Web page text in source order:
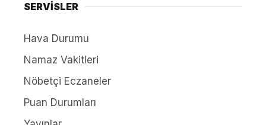
SERVİSLER
Hava Durumu
Namaz Vakitleri
Nöbetçi Eczaneler
Puan Durumları